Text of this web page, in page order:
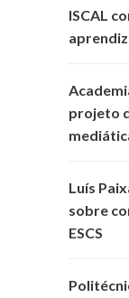
ISCAL
projeto
Luís
sobre
ESCS